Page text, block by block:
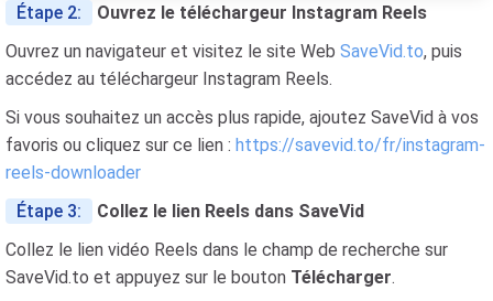
Étape 2:
Ouvrez le téléchargeur Instagram Reels
Ouvrez un navigateur et visitez le site Web SaveVid.to, puis
accédez au téléchargeur Instagram Reels.
Si vous souhaitez un accès plus rapide, ajoutez SaveVid à vos
favoris ou cliquez sur ce lien : https://savevid.to/fr/instagram-
reels-downloader
Étape 3:
Collez le lien Reels dans SaveVid
Collez le lien vidéo Reels dans le champ de recherche sur
SaveVid.to et appuyez sur le bouton Télécharger.